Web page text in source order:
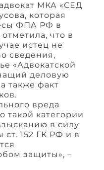
МКА «СЕД
которая
ФПА РФ в
что в
истец не
сведения,
«Адвокатской
деловую
также факт
вреда
такой категории
в силу
152 ГК РФ и в
защиты», –